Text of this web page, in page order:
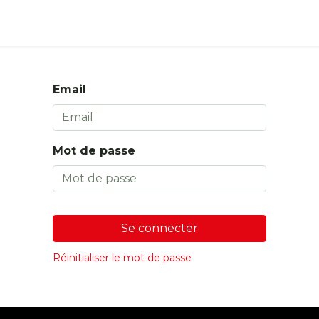
Email
Mot de passe
Se connecter
Réinitialiser le mot de passe